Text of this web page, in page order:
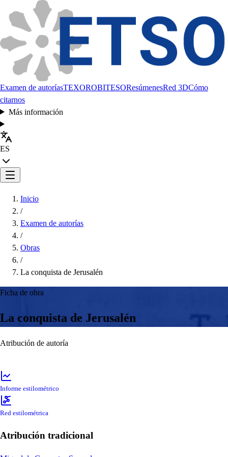
Examen de autoríasTEXOROBITESOResúmenesRed 3DCómo
citarnos
Más información
ES
Inicio
/
Examen de autorías
/
Obras
/
La conquista de Jerusalén
Ficha de obra
La conquista de Jerusalén
Atribución de autoría
Informe estilométrico
Red estilométrica
Atribución tradicional